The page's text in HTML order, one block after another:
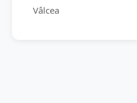
Vâlcea